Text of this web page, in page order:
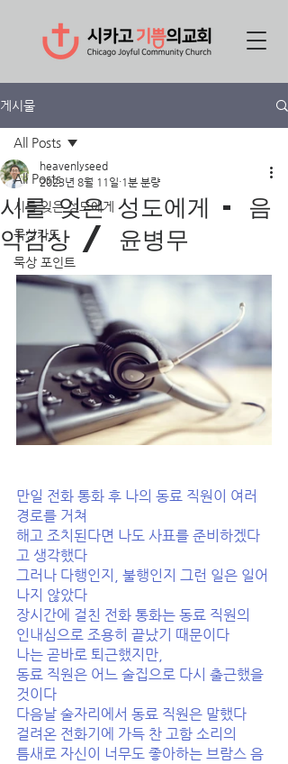
게시물
All Posts
시를 잊은 성도에게
묵상카드
묵상 포인트
All Posts
시를 잊은 성도에게 - 음
악감상 / 윤병무
heavenlyseed
2023년 8월 11일 1분 분량
만일 전화 통화 후 나의 동료 직원이 여러
경로를 거쳐
해고 조치된다면 나도 사표를 준비하겠다
고 생각했다
그러나 다행인지, 불행인지 그런 일은 일어
나지 않았다
장시간에 걸친 전화 통화는 동료 직원의
인내심으로 조용히 끝났기 때문이다
나는 곧바로 퇴근했지만,
동료 직원은 어느 술집으로 다시 출근했을
것이다
다음날 술자리에서 동료 직원은 말했다
걸려온 전화기에 가득 찬 고함 소리의
틈새로 자신이 너무도 좋아하는 브람스 음